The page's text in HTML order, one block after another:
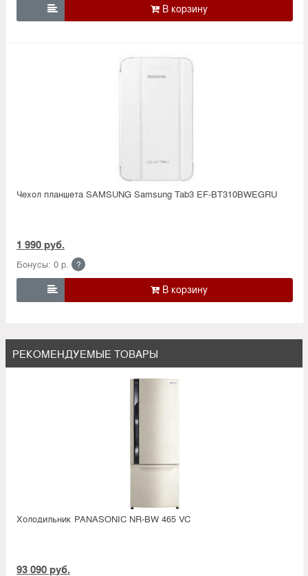

Чехол планшета SAMSUNG Samsung Tab3 EF-BT310BWEGRU
1 990 руб.
Бонусы: 0 р. ?

РЕКОМЕНДУЕМЫЕ ТОВАРЫ
Холодильник PANASONIC NR-BW 465 VC
93 090 руб.